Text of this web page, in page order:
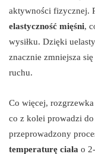
aktywności fizycznej.
elastyczność mięśni,
wysiłku. Dzięki
znacznie zmniejsza
ruchu.
Co więcej,
co z kolei prowadzi
przeprowadzony
temperaturę ciała o